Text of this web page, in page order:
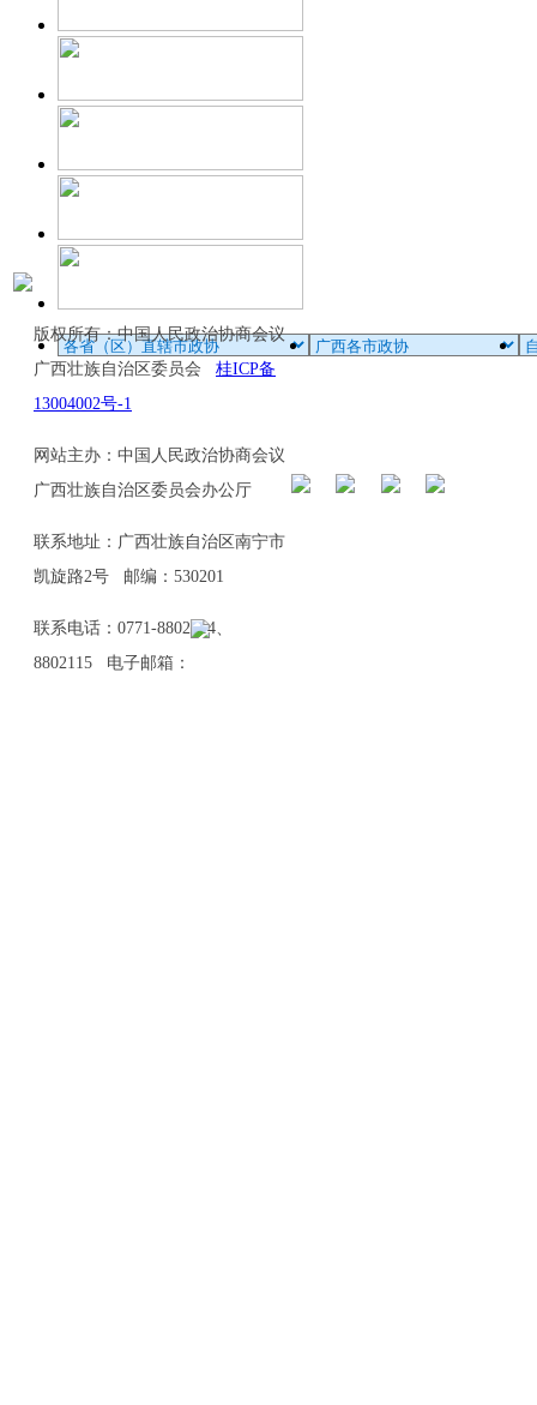
版权所有：中国人民政治协商会议
广西壮族自治区委员会 桂ICP备
13004002号-1
网站主办：中国人民政治协商会议
广西壮族自治区委员会办公厅
联系地址：广西壮族自治区南宁市
凯旋路2号 邮编：530201
联系电话：0771-8802114、
8802115 电子邮箱：